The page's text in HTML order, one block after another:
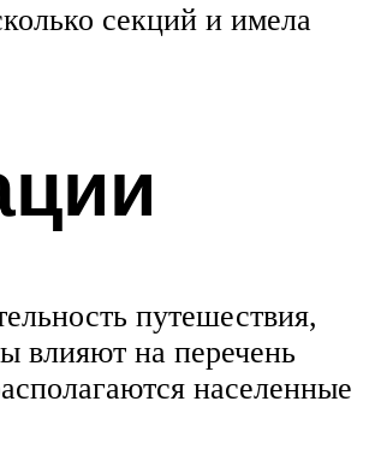
секций и имела
путешествия,
влияют на перечень
населенные